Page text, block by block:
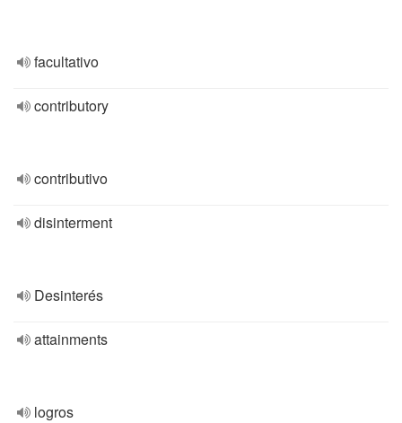
facultativo
contributory
contributivo
disinterment
Desinterés
attainments
logros